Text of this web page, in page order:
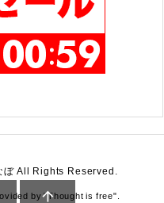
ぼAll Rights Reserved.
by "Thought is free".
